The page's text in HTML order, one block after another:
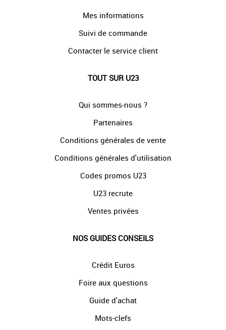
Mes informations
Suivi de commande
Contacter le service client
TOUT SUR U23
Qui sommes-nous ?
Partenaires
Conditions générales de vente
Conditions générales d'utilisation
Codes promos U23
U23 recrute
Ventes privées
NOS GUIDES CONSEILS
Crédit Euros
Foire aux questions
Guide d'achat
Mots-clefs